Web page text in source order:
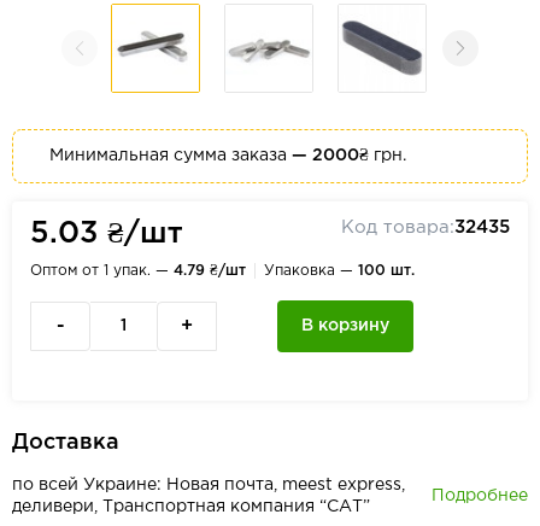
Минимальная сумма заказа — 2000₴ грн.
5.03 ₴/шт Код товара:32435
Оптом от 1 упак. — 4.79 ₴/шт Упаковка — 100 шт.
- + В корзину
Доставка
по всей Украине: Новая почта, meest express,
деливери, Транспортная компания “САТ”
Подробнее